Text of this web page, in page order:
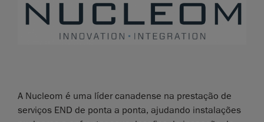
A Nucleom é uma líder canadense na prestação de
serviços END de ponta a ponta, ajudando instalações